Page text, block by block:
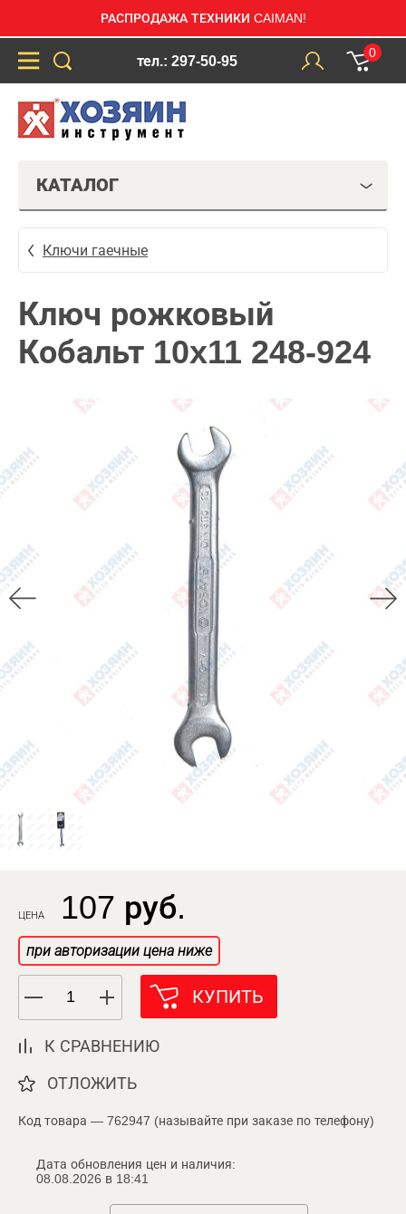
РАСПРОДАЖА ТЕХНИКИ CAIMAN!
тел.: 297-50-95
0
КАТАЛОГ
Ключи гаечные
Ключ рожковый
Кобальт 10x11 248-924
ЦЕНА 107 руб.
при авторизации цена ниже
КУПИТЬ
К СРАВНЕНИЮ
ОТЛОЖИТЬ
Код товара — 762947 (называйте при заказе по телефону)
Дата обновления цен и наличия:
08.08.2026 в 18:41